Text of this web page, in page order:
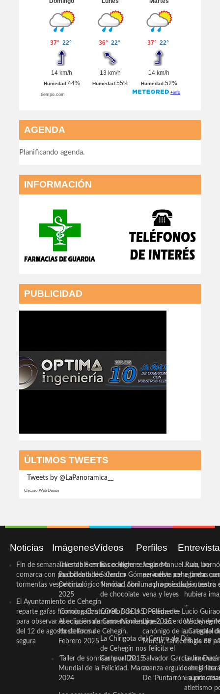
AGENDA
Planificando agenda.
INFORMACIÓN
PUBLICIDAD
ÚLTIMOS TWEETS
Tweets by @LaPanoramica__
Chicago Web Design
Noticias
Fin de semana inestable en la
comarca con posibilidad de
tormentas vespertinas
El Ayuntamiento de Cehegín
reparte gafas homologadas
para observar el eclipse solar
del 12 de agosto de forma
segura
Imágenes
Taller de Sonrisas e Higiene
Bucodental de ‘Centro
Odontológico Innova’. Abril
2025
‘Compra Contrarreloj’ de la
Asociación de Comerciantes y
Hosteleros de Cehegín.
Febrero 2025
‘Taller de sonrisas’ por Día
Mundial de la Felicidad. Marzo
2024
Vídeos
El cocinero ceheginero
Salvador Gómez vuelve por
Navidad con una propuesta
de chocolate
COOL BODAS. Pedida de
mano. Noviembre 2015
La Chirigota del Centro de Día
de Cehegín nos felicita el
Carnaval 2015
Perfiles
Jesús Manuel Ruiz, un
periodista ceheginero con
mucha psicología, teatro
vena y leyes
D. Clemente Lucio Guirao
López, sacerdote
canónigo de la Catedral
Murcia, fallece a los 89
Salvador García Jiménez
avanza erguido en la
De ‘Puntarrón’ a
Juan
a tantas
de nuestra
hubiera
...
Wichy de
un regalo
magia de
Laura
ceheginera
«nunca
atletismo